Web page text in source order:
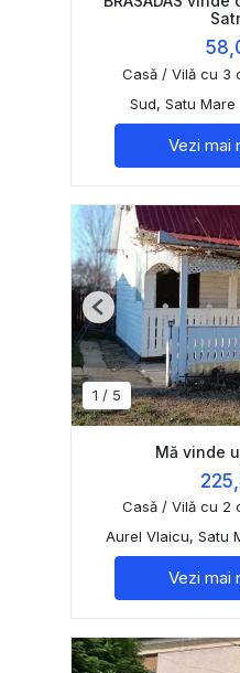
Casă / Vilă cu 3
Sud, Satu Mare
Vezi mai
1 / 5
Previous
Mă vinde
Casă / Vilă cu 2
Aurel Vlaicu, Satu
Vezi mai